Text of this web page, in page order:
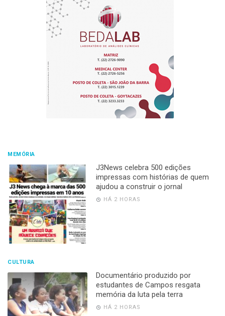
MEMÓRIA
J3News celebra 500 edições
impressas com histórias de quem
ajudou a construir o jornal
HÁ 2 HORAS
CULTURA
Documentário produzido por
estudantes de Campos resgata
memória da luta pela terra
HÁ 2 HORAS